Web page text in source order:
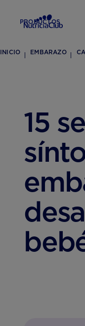
PRODUCTOS
INICIO EMBARAZO
15